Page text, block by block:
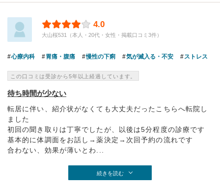
4.0
大山桜531（本人・20代・女性・掲載口コミ3件）
心療内科 胃痛・腹痛 慢性の下痢 気が滅入る・不安 ストレス
この口コミは受診から5年以上経過しています。
待ち時間が少ない
転居に伴い、紹介状がなくても大丈夫だったこちらへ転院し
ました
初回の聞き取りは丁寧でしたが、以後は5分程度の診療です
基本的に体調面をお話し→薬決定→次回予約の流れです
合わない、効果が薄いとわ...
続きを読む